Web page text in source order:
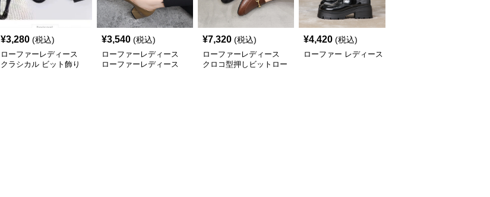
¥3,280 (税込)
ローファーレディース
クラシカル ビット飾り
¥3,540 (税込)
ローファーレディース
ローファーレディース
¥7,320 (税込)
ローファーレディース
クロコ型押しビットロー
¥4,420 (税込)
ローファー レディース